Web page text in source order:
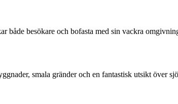
både besökare och bofasta med sin vackra
smala gränder och en fantastisk utsikt över